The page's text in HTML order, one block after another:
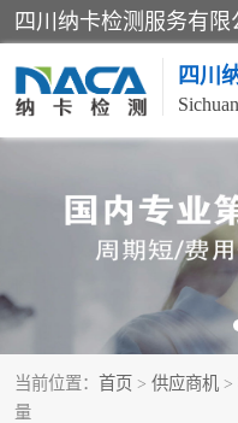
四川
当前位置： 首页 > 供应商机 >
量
噪音检测
防护网检测
可靠性检测